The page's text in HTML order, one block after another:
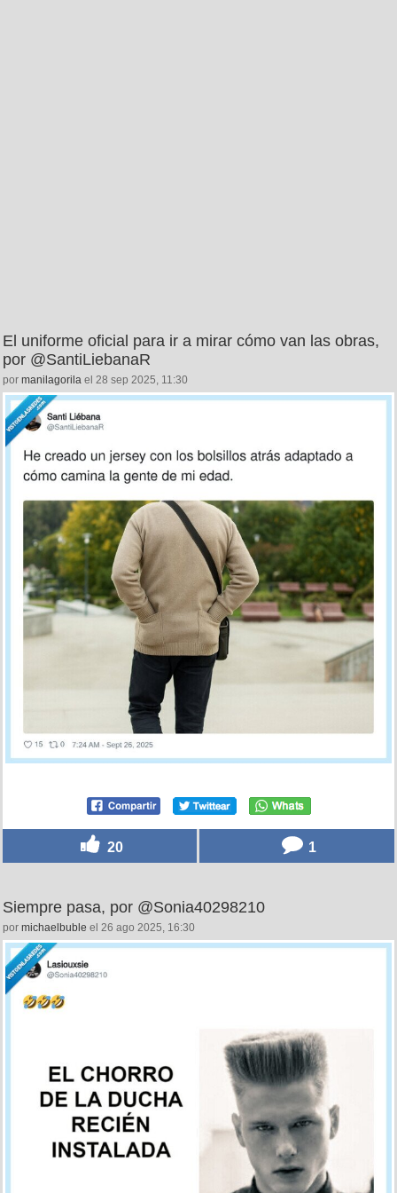
El uniforme oficial para ir a mirar cómo van las obras,
por @SantiLiebanaR
por manilagorila el 28 sep 2025, 11:30
20 1
Siempre pasa, por @Sonia40298210
por michaelbuble el 26 ago 2025, 16:30